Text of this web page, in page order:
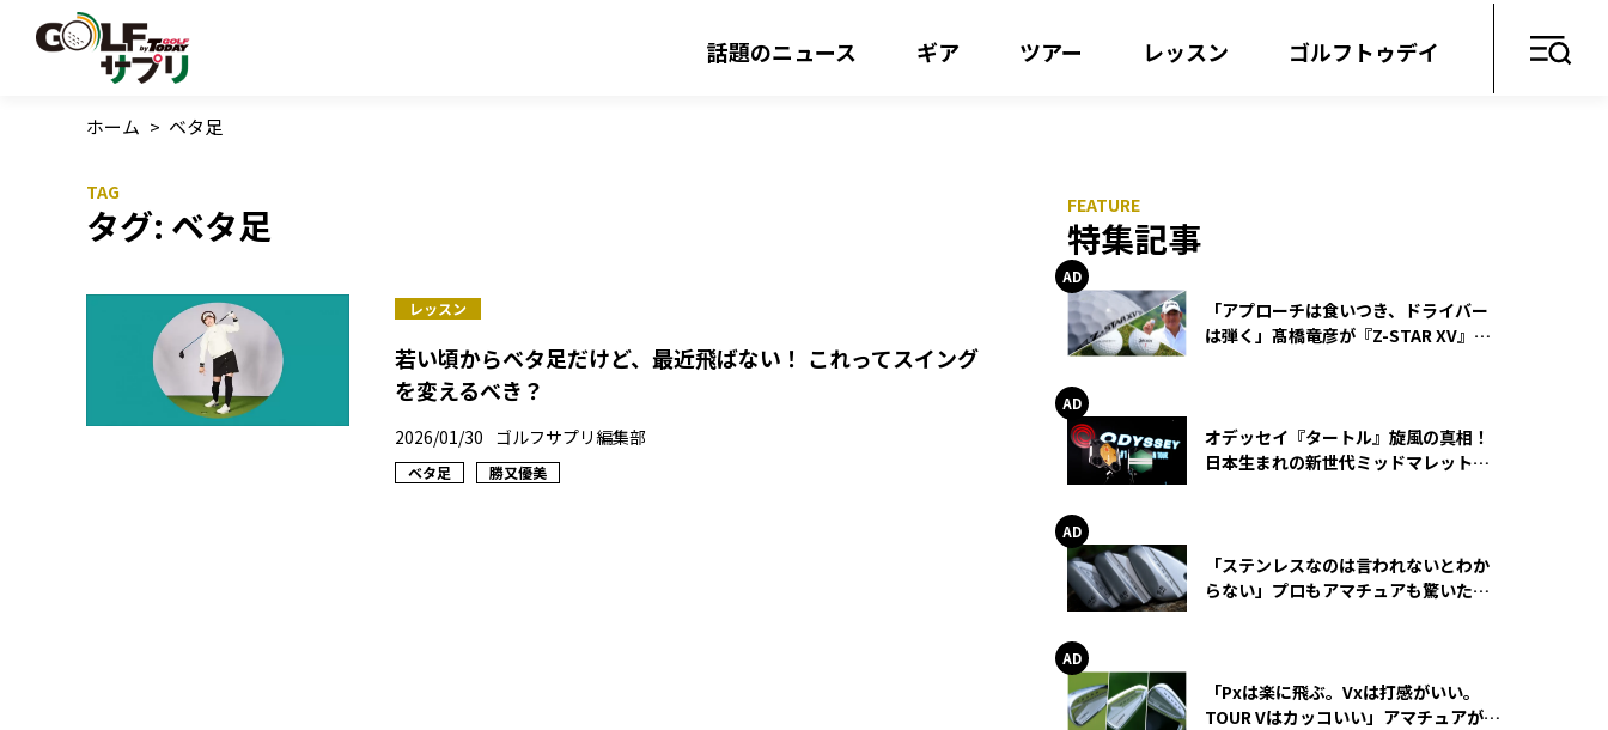
話題のニュース ギア ツアー レッスン ゴルフトゥデイ
ホーム > ベタ足
タグ: ベタ足
レッスン
若い頃からベタ足だけど、最近飛ばない！ これってスイング
を変えるべき？
2026/01/30 ゴルフサプリ編集部
ベタ足 勝又優美
特集記事
「アプローチは食いつき、ドライバー
は弾く」髙橋竜彦が『Z-STAR XV』を
オデッセイ『タートル』旋風の真相！
日本生まれの新世代ミッドマレットが
「ステンレスなのは言われないとわか
らない」プロもアマチュアも驚いた
「Pxは楽に飛ぶ。Vxは打感がいい。
TOUR Vはカッコいい」アマチュアが選